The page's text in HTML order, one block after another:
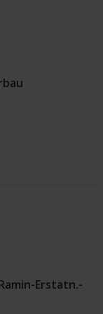
Erstatn.-